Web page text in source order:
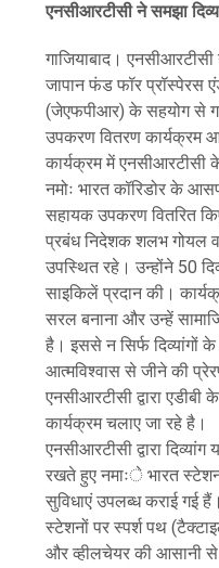
एनसीआरटीसी ने समझा
गाजियाबाद।
जापान फंड फॉर प्रॉस्पेरस
(जेएफपीआर) के सहयोग से
उपकरण वितरण कार्यक्रम
कार्यक्रम में एनसीआरटीसी के
नमोः भारत कॉरिडोर के
सहायक उपकरण वितरित
प्रबंध निदेशक शलभ गोयल व
उपस्थित रहे। उन्होंने 50
साइकिलें प्रदान की।
सरल बनाना और उन्हें
है। इससे न सिर्फ दिव्यांगों
आत्मविश्वास से जीने की
एनसीआरटीसी द्वारा
कार्यक्रम चलाए जा रहे है।
एनसीआरटीसी द्वारा
रखते हुए नमाःे भारत
सुविधाएं उपलब्ध कराई गई
स्टेशनों पर स्पर्श पथ
और व्हीलचेयर की आसानी से